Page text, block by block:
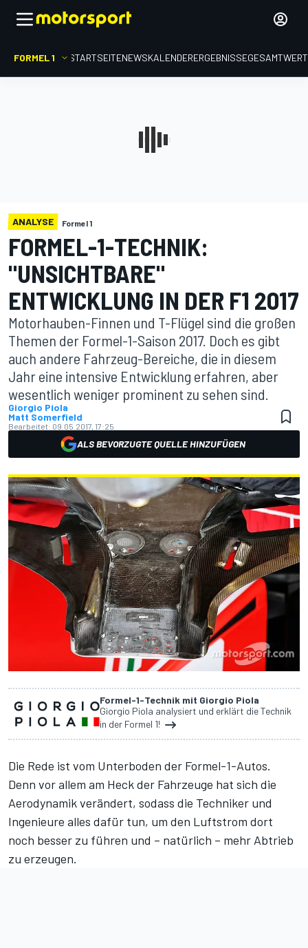
FORMEL 1 STARTSEITENEWSKALENDERERGEBNISSE
ANALYSE Formel 1
FORMEL-1-TECHNIK:
"UNSICHTBARE"
ENTWICKLUNG IN DER F1 2017
Motorhauben-Finnen und T-Flügel sind die großen
Themen der Formel-1-Saison 2017. Doch es gibt
auch andere Fahrzeug-Bereiche, die in diesem
Jahr eine intensive Entwicklung erfahren, aber
wesentlich weniger prominent zu sehen sind.
Giorgio Piola
Matt Somerfield
Bearbeitet: 09.05.2017, 17:25
ALS BEVORZUGTE QUELLE HINZUFÜGEN
Formel-1-Technik mit Giorgio Piola
Giorgio Piola analysiert und erklärt die Technik
in der Formel 1!
Die Rede ist vom Unterboden der Formel-1-Autos.
Denn vor allem am Heck der Fahrzeuge hat sich die
Aerodynamik verändert, sodass die Techniker und
Ingenieure alles dafür tun, um den Luftstrom dort
noch besser zu führen und – natürlich – mehr Abtrieb
zu erzeugen.